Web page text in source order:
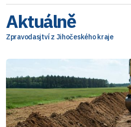
Aktuálně
Zpravodasjtví z Jihočeského kraje